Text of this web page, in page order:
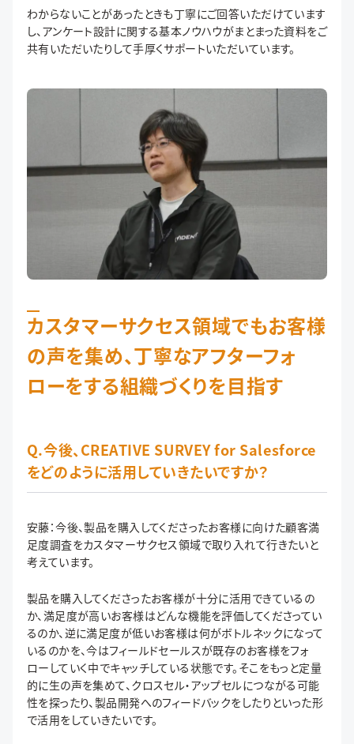
わからないことがあったときも丁寧にご回答いただけています
し、アンケート設計に関する基本ノウハウがまとまった資料をご
共有いただいたりして手厚くサポートいただいています。
カスタマーサクセス領域でもお客様
の声を集め、丁寧なアフターフォ
ローをする組織づくりを目指す
Q.今後、CREATIVE SURVEY for Salesforce
をどのように活用していきたいですか？
安藤：今後、製品を購入してくださったお客様に向けた顧客満
足度調査をカスタマーサクセス領域で取り入れて行きたいと
考えています。
製品を購入してくださったお客様が十分に活用できているの
か、満足度が高いお客様はどんな機能を評価してくださってい
るのか、逆に満足度が低いお客様は何がボトルネックになって
いるのかを、今はフィールドセールスが既存のお客様をフォ
ローしていく中でキャッチしている状態です。そこをもっと定量
的に生の声を集めて、クロスセル・アップセルにつながる可能
性を探ったり、製品開発へのフィードバックをしたりといった形
で活用をしていきたいです。